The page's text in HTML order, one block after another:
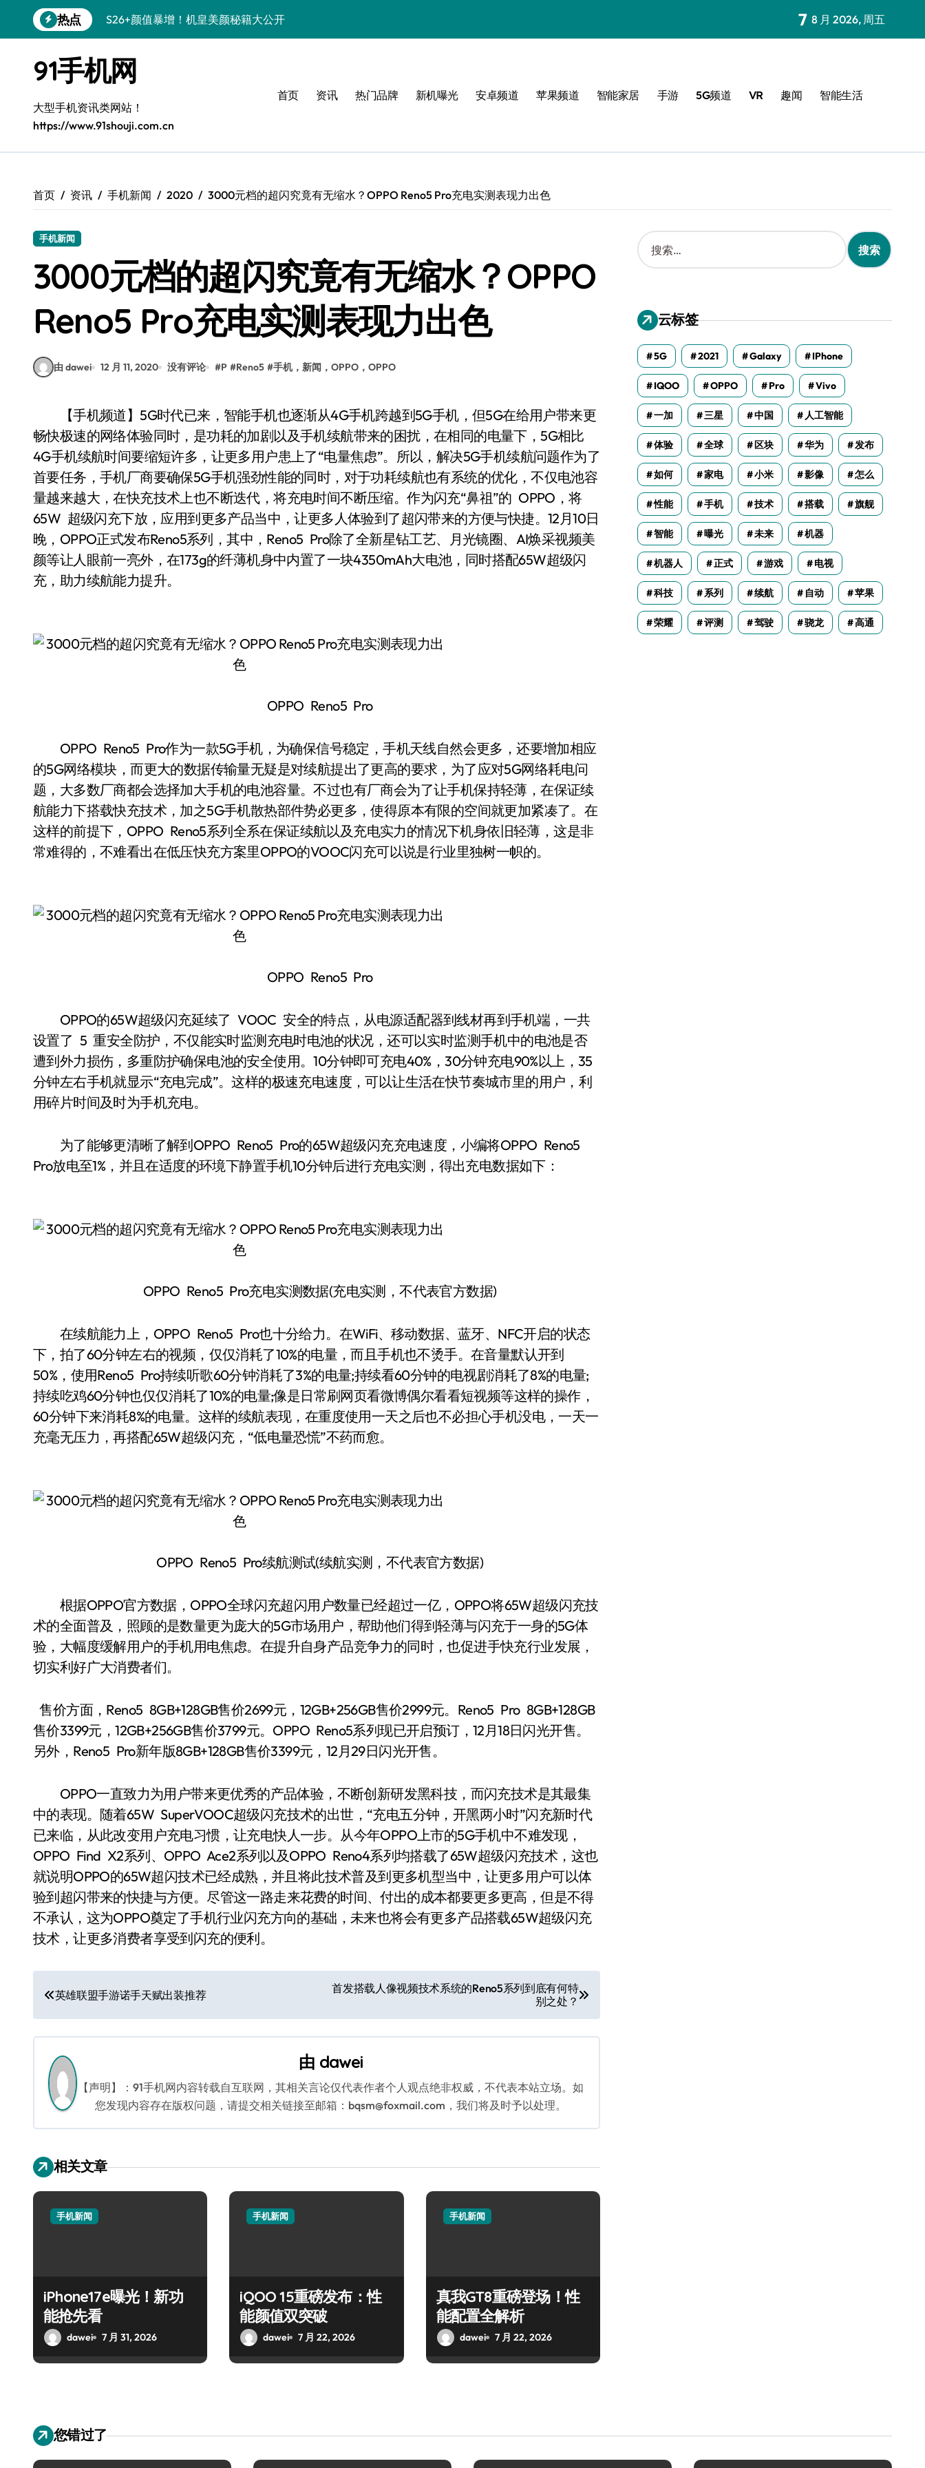
到
热点
S26+颜值暴增！机皇美颜秘籍大公开
三星Galaxy S26美颜秘籍，一键打造专属风格！
S25美化秘籍：个性定制，炫酷随行！
Galaxy C55 5G焕新秘籍：潮流定制，玩转无限可能
Galaxy C55 5G登场，美学新标杆！
S25+闪亮登场，这样拍秒变焦点！
7 8 月 2026, 周五
91手机网
大型手机资讯类网站！
https://www.91shouji.com.cn
首页 资讯 热门品牌 新机曝光 安卓频道 苹果频道 智能家居 手游 5G频道 VR 趣闻 智能生活
首页 资讯 手机新闻 2020 3000元档的超闪究竟有无缩水？OPPO Reno5 Pro充电实测表现力出色
手机新闻
3000元档的超闪究竟有无缩水？OPPO
Reno5 Pro充电实测表现力出色
由 dawei 12 月 11, 2020 没有评论 #P #Reno5 #手机，新闻，OPPO，OPPO
【手机频道】5G时代已来，智能手机也逐渐从4G手机跨越到5G手机，但5G在给用户带来更
畅快极速的网络体验同时，是功耗的加剧以及手机续航带来的困扰，在相同的电量下，5G相比
4G手机续航时间要缩短许多，让更多用户患上了“电量焦虑”。所以，解决5G手机续航问题作为了
首要任务，手机厂商要确保5G手机强劲性能的同时，对于功耗续航也有系统的优化，不仅电池容
量越来越大，在快充技术上也不断迭代，将充电时间不断压缩。作为闪充“鼻祖”的 OPPO，将
65W 超级闪充下放，应用到更多产品当中，让更多人体验到了超闪带来的方便与快捷。12月10日
晚，OPPO正式发布Reno5系列，其中，Reno5 Pro除了全新星钻工艺、月光镜圈、AI焕采视频美
颜等让人眼前一亮外，在173g的纤薄机身中内置了一块4350mAh大电池，同时搭配65W超级闪
充，助力续航能力提升。
OPPO Reno5 Pro
OPPO Reno5 Pro作为一款5G手机，为确保信号稳定，手机天线自然会更多，还要增加相应
的5G网络模块，而更大的数据传输量无疑是对续航提出了更高的要求，为了应对5G网络耗电问
题，大多数厂商都会选择加大手机的电池容量。不过也有厂商会为了让手机保持轻薄，在保证续
航能力下搭载快充技术，加之5G手机散热部件势必更多，使得原本有限的空间就更加紧凑了。在
这样的前提下，OPPO Reno5系列全系在保证续航以及充电实力的情况下机身依旧轻薄，这是非
常难得的，不难看出在低压快充方案里OPPO的VOOC闪充可以说是行业里独树一帜的。
OPPO Reno5 Pro
OPPO的65W超级闪充延续了 VOOC 安全的特点，从电源适配器到线材再到手机端，一共
设置了 5 重安全防护，不仅能实时监测充电时电池的状况，还可以实时监测手机中的电池是否
遭到外力损伤，多重防护确保电池的安全使用。10分钟即可充电40%，30分钟充电90%以上，35
分钟左右手机就显示“充电完成”。这样的极速充电速度，可以让生活在快节奏城市里的用户，利
用碎片时间及时为手机充电。
为了能够更清晰了解到OPPO Reno5 Pro的65W超级闪充充电速度，小编将OPPO Reno5
Pro放电至1%，并且在适度的环境下静置手机10分钟后进行充电实测，得出充电数据如下：
OPPO Reno5 Pro充电实测数据(充电实测，不代表官方数据)
在续航能力上，OPPO Reno5 Pro也十分给力。在WiFi、移动数据、蓝牙、NFC开启的状态
下，拍了60分钟左右的视频，仅仅消耗了10%的电量，而且手机也不烫手。在音量默认开到
50%，使用Reno5 Pro持续听歌60分钟消耗了3%的电量;持续看60分钟的电视剧消耗了8%的电量;
持续吃鸡60分钟也仅仅消耗了10%的电量;像是日常刷网页看微博偶尔看看短视频等这样的操作，
60分钟下来消耗8%的电量。这样的续航表现，在重度使用一天之后也不必担心手机没电，一天一
充毫无压力，再搭配65W超级闪充，“低电量恐慌”不药而愈。
OPPO Reno5 Pro续航测试(续航实测，不代表官方数据)
根据OPPO官方数据，OPPO全球闪充超闪用户数量已经超过一亿，OPPO将65W超级闪充技
术的全面普及，照顾的是数量更为庞大的5G市场用户，帮助他们得到轻薄与闪充于一身的5G体
验，大幅度缓解用户的手机用电焦虑。在提升自身产品竞争力的同时，也促进手快充行业发展，
切实利好广大消费者们。
售价方面，Reno5 8GB+128GB售价2699元，12GB+256GB售价2999元。Reno5 Pro 8GB+128GB
售价3399元，12GB+256GB售价3799元。OPPO Reno5系列现已开启预订，12月18日闪光开售。
另外，Reno5 Pro新年版8GB+128GB售价3399元，12月29日闪光开售。
OPPO一直致力为用户带来更优秀的产品体验，不断创新研发黑科技，而闪充技术是其最集
中的表现。随着65W SuperVOOC超级闪充技术的出世，“充电五分钟，开黑两小时”闪充新时代
已来临，从此改变用户充电习惯，让充电快人一步。从今年OPPO上市的5G手机中不难发现，
OPPO Find X2系列、OPPO Ace2系列以及OPPO Reno4系列均搭载了65W超级闪充技术，这也
就说明OPPO的65W超闪技术已经成熟，并且将此技术普及到更多机型当中，让更多用户可以体
验到超闪带来的快捷与方便。尽管这一路走来花费的时间、付出的成本都要更多更高，但是不得
不承认，这为OPPO奠定了手机行业闪充方向的基础，未来也将会有更多产品搭载65W超级闪充
技术，让更多消费者享受到闪充的便利。
文
章
导
航
英雄联盟手游诺手天赋出装推荐
首发搭载人像视频技术系统的Reno5系列到底有何特
别之处？
由 dawei
【声明】：91手机网内容转载自互联网，其相关言论仅代表作者个人观点绝非权威，不代表本站立场。如
您发现内容存在版权问题，请提交相关链接至邮箱：bqsm@foxmail.com，我们将及时予以处理。
相关文章
手机新闻
iPhone17e曝光！新功
能抢先看
dawei 7 月 31, 2026
手机新闻
iQOO 15重磅发布：性
能颜值双突破
dawei 7 月 22, 2026
手机新闻
真我GT8重磅登场！性
能配置全解析
dawei 7 月 22, 2026
搜
索
：
云标签
5G 2021 Galaxy IPhone
IQOO OPPO Pro Vivo
一加 三星 中国 人工智能
体验 全球 区块 华为 发布
如何 家电 小米 影像 怎么
性能 手机 技术 搭载 旗舰
智能 曝光 未来 机器
机器人 正式 游戏 电视
科技 系列 续航 自动 苹果
荣耀 评测 驾驶 骁龙 高通
您错过了